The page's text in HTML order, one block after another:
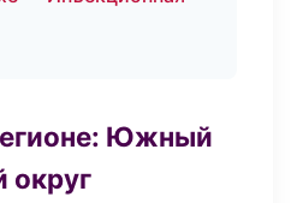
Южный
округ